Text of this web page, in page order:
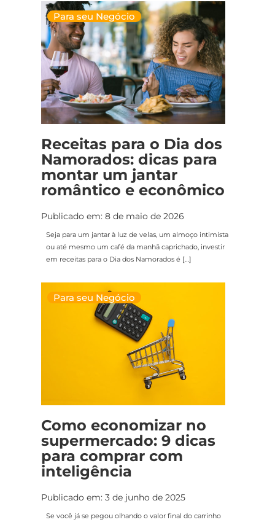
Para seu Negócio
Receitas para o Dia dos
Namorados: dicas para
montar um jantar
romântico e econômico
Publicado em: 8 de maio de 2026
Seja para um jantar à luz de velas, um almoço intimista
ou até mesmo um café da manhã caprichado, investir
em receitas para o Dia dos Namorados é […]
Para seu Negócio
Como economizar no
supermercado: 9 dicas
para comprar com
inteligência
Publicado em: 3 de junho de 2025
Se você já se pegou olhando o valor final do carrinho